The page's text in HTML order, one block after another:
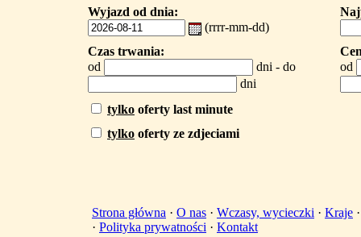
Wyjazd od dnia:
(rrrr-mm-dd)
Czas trwania:
od
dni - do
dni
od
tylko oferty last minute
tylko oferty ze zdjeciami
Strona główna · O nas · Wczasy, wycieczki · Kraje
· Polityka prywatności · Kontakt